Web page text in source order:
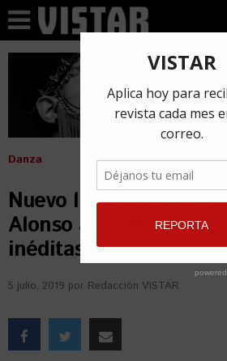
Danza
Nuevo libro relata la
Alonso a través de
inéditas
5 julio, 2019 por Redacción VISTAR